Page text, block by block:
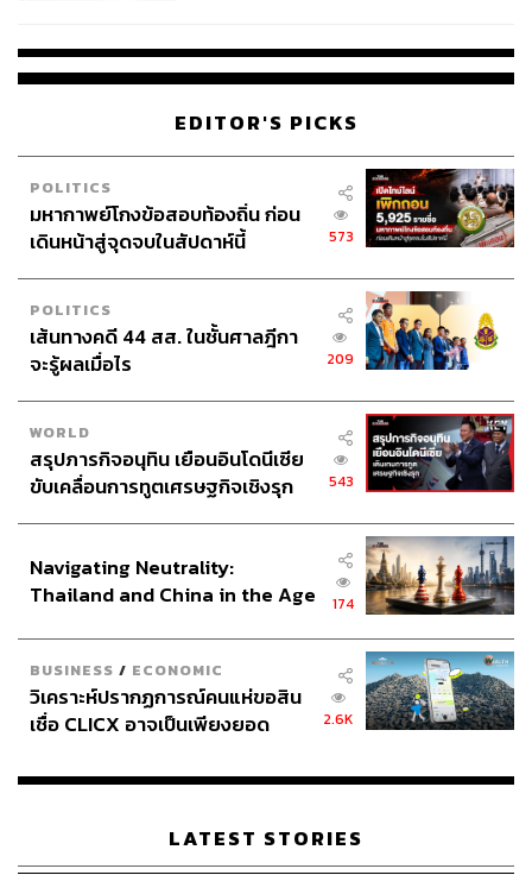
EDITOR'S PICKS
POLITICS
มหากาพย์โกงข้อสอบท้องถิ่น ก่อน
เดินหน้าสู่จุดจบในสัปดาห์นี้
573
POLITICS
เส้นทางคดี 44 สส. ในชั้นศาลฎีกา
จะรู้ผลเมื่อไร
209
WORLD
สรุปภารกิจอนุทิน เยือนอินโดนีเซีย
ขับเคลื่อนการทูตเศรษฐกิจเชิงรุก
543
Navigating Neutrality:
Thailand and China in the Age
174
BUSINESS / ECONOMIC
วิเคราะห์ปรากฏการณ์คนแห่ขอสิน
เชื่อ CLICX อาจเป็นเพียงยอด
เรือนไทยที่ถูกซุกไว้
2.6K
LATEST STORIES